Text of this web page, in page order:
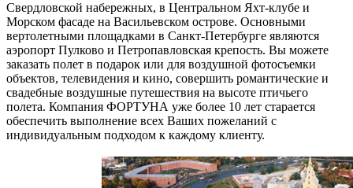
Свердловской набережных, в Центральном Яхт-клубе и
Морском фасаде на Васильевском острове. Основными
вертолетными площадками в Санкт-Петербурге являются
аэропорт Пулково и Петропавловская крепость. Вы можете
заказать полет в подарок или для воздушной фотосъемки
объектов, телевидения и кино, совершить романтические и
свадебные воздушные путешествия на высоте птичьего
полета. Компания ФОРТУНА уже более 10 лет старается
обеспечить выполнение всех Ваших пожеланий с
индивидуальным подходом к каждому клиенту.